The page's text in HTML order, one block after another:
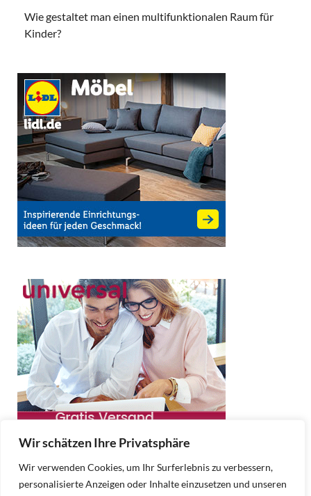
Wir schätzen Ihre Privatsphäre
Wir verwenden Cookies, um Ihr Surferlebnis zu verbessern,
personalisierte Anzeigen oder Inhalte einzusetzen und unseren
Wie gestaltet man einen multifunktionalen Raum für
Kinder?